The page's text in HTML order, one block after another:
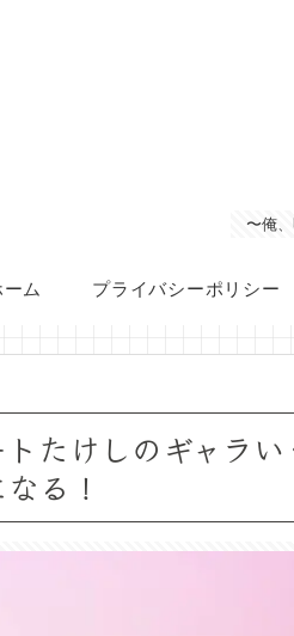
〜俺
ーム プライバシーポリシー
トたけしのギャラ
る！